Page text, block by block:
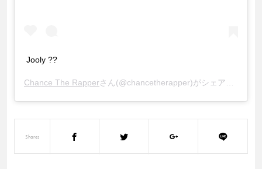
Jooly ??
Chance The Rapperさん(@chancetherapper)がシェアした投稿 –
Shares